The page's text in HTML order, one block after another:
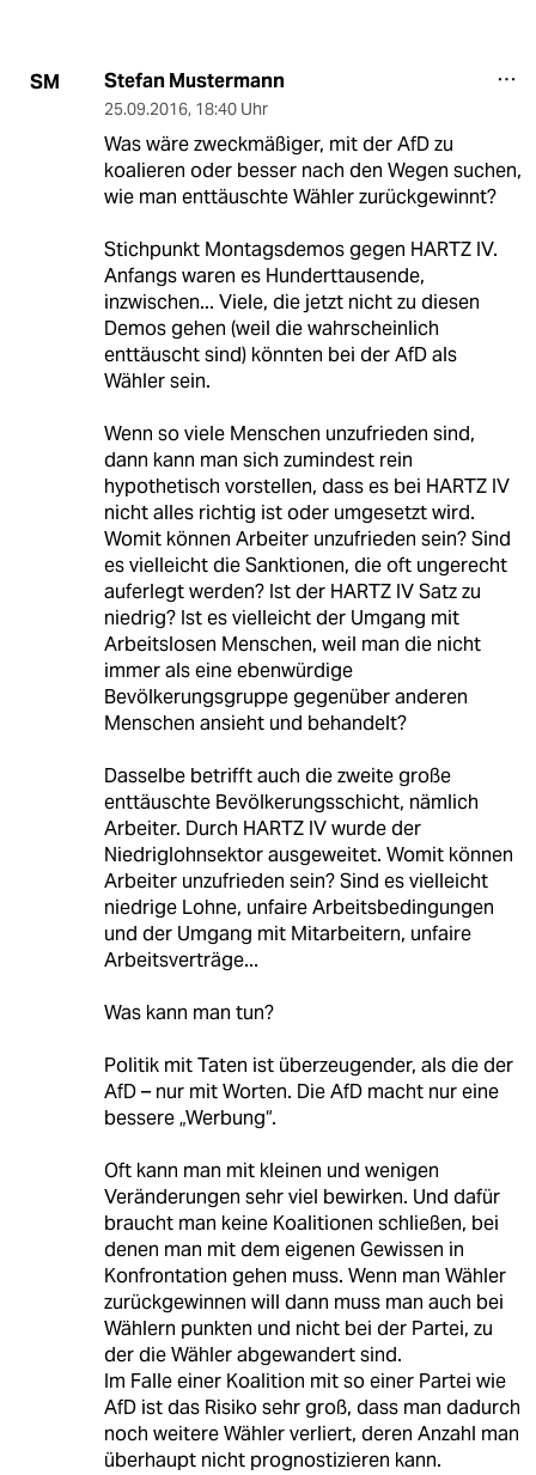
SM Stefan Mustermann
25.09.2016, 18:40 Uhr
Was wäre zweckmäßiger, mit der AfD zu
koalieren oder besser nach den Wegen suchen,
wie man enttäuschte Wähler zurückgewinnt?
Stichpunkt Montagsdemos gegen HARTZ IV.
Anfangs waren es Hunderttausende,
inzwischen... Viele, die jetzt nicht zu diesen
Demos gehen (weil die wahrscheinlich
enttäuscht sind) könnten bei der AfD als
Wähler sein.
Wenn so viele Menschen unzufrieden sind,
dann kann man sich zumindest rein
hypothetisch vorstellen, dass es bei HARTZ IV
nicht alles richtig ist oder umgesetzt wird.
Womit können Arbeiter unzufrieden sein? Sind
es vielleicht die Sanktionen, die oft ungerecht
auferlegt werden? Ist der HARTZ IV Satz zu
niedrig? Ist es vielleicht der Umgang mit
Arbeitslosen Menschen, weil man die nicht
immer als eine ebenwürdige
Bevölkerungsgruppe gegenüber anderen
Menschen ansieht und behandelt?
Dasselbe betrifft auch die zweite große
enttäuschte Bevölkerungsschicht, nämlich
Arbeiter. Durch HARTZ IV wurde der
Niedriglohnsektor ausgeweitet. Womit können
Arbeiter unzufrieden sein? Sind es vielleicht
niedrige Lohne, unfaire Arbeitsbedingungen
und der Umgang mit Mitarbeitern, unfaire
Arbeitsverträge...
Was kann man tun?
Politik mit Taten ist überzeugender, als die der
AfD – nur mit Worten. Die AfD macht nur eine
bessere „Werbung“.
Oft kann man mit kleinen und wenigen
Veränderungen sehr viel bewirken. Und dafür
braucht man keine Koalitionen schließen, bei
denen man mit dem eigenen Gewissen in
Konfrontation gehen muss. Wenn man Wähler
zurückgewinnen will dann muss man auch bei
Wählern punkten und nicht bei der Partei, zu
der die Wähler abgewandert sind.
Im Falle einer Koalition mit so einer Partei wie
AfD ist das Risiko sehr groß, dass man dadurch
noch weitere Wähler verliert, deren Anzahl man
überhaupt nicht prognostizieren kann.